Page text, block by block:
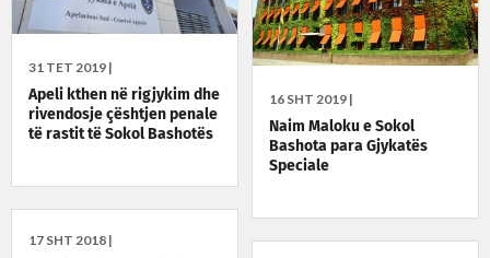
31 TET 2019 |
Apeli kthen në rigjykim dhe
rivendosje çështjen penale
të rastit të Sokol Bashotës
16 SHT 2019 |
Naim Maloku e Sokol
Bashota para Gjykatës
Speciale
17 SHT 2018 |